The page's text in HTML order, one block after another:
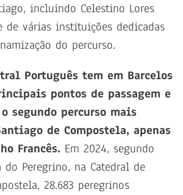
incluindo Celestino Lores
de várias instituições dedicadas
do percurso.
Português tem em Barcelos
pontos de passagem e
segundo percurso mais
de Compostela, apenas
Francês. Em 2024, segundo
Peregrino, na Catedral de
28.683 peregrinos